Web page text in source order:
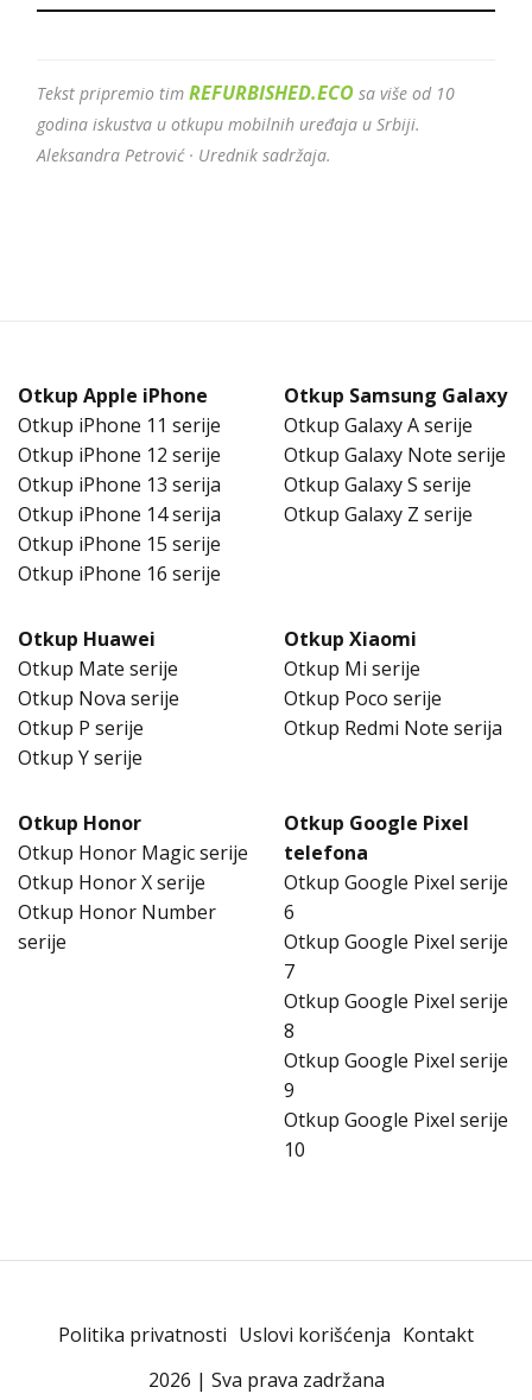
Tekst pripremio tim REFURBISHED.ECO sa više od 10
godina iskustva u otkupu mobilnih uređaja u Srbiji.
Aleksandra Petrović · Urednik sadržaja.
Otkup Apple iPhone
Otkup iPhone 11 serije
Otkup iPhone 12 serije
Otkup iPhone 13 serija
Otkup iPhone 14 serija
Otkup iPhone 15 serije
Otkup iPhone 16 serije
Otkup Samsung Galaxy
Otkup Galaxy A serije
Otkup Galaxy Note serije
Otkup Galaxy S serije
Otkup Galaxy Z serije
Otkup Huawei
Otkup Mate serije
Otkup Nova serije
Otkup P serije
Otkup Y serije
Otkup Xiaomi
Otkup Mi serije
Otkup Poco serije
Otkup Redmi Note serija
Otkup Honor
Otkup Honor Magic serije
Otkup Honor X serije
Otkup Honor Number
serije
Otkup Google Pixel
telefona
Otkup Google Pixel serije
6
Otkup Google Pixel serije
7
Otkup Google Pixel serije
8
Otkup Google Pixel serije
9
Otkup Google Pixel serije
10
Politika privatnosti Uslovi korišćenja Kontakt
2026 | Sva prava zadržana